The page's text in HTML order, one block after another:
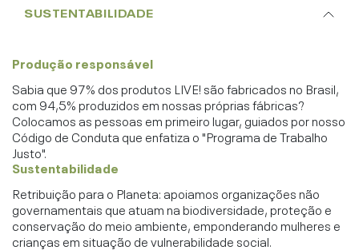
SUSTENTABILIDADE
Produção responsável
Sabia que 97% dos produtos LIVE! são fabricados no Brasil,
com 94,5% produzidos em nossas próprias fábricas?
Colocamos as pessoas em primeiro lugar, guiados por nosso
Código de Conduta que enfatiza o "Programa de Trabalho
Justo".
Sustentabilidade
Retribuição para o Planeta: apoiamos organizações não
governamentais que atuam na biodiversidade, proteção e
conservação do meio ambiente, emponderando mulheres e
crianças em situação de vulnerabilidade social.